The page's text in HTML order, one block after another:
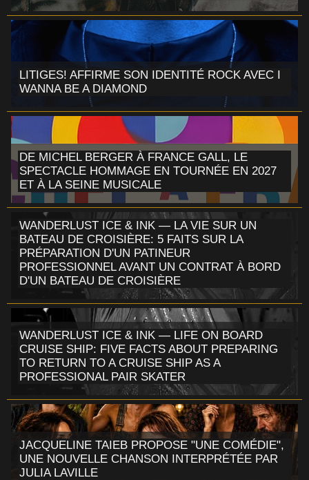
LITIGES! AFFIRME SON IDENTITÉ ROCK AVEC I
WANNA BE A DIAMOND
DE MICHEL BERGER À FRANCE GALL, LE
SPECTACLE HOMMAGE EN TOURNÉE EN 2027
ET À LA SEINE MUSICALE
WANDERLUST ICE & INK — LA VIE SUR UN
BATEAU DE CROISIÈRE: 5 FAITS SUR LA
PRÉPARATION D'UN PATINEUR
PROFESSIONNEL AVANT UN CONTRAT À BORD
D'UN BATEAU DE CROISIÈRE
WANDERLUST ICE & INK — LIFE ON BOARD
CRUISE SHIP: FIVE FACTS ABOUT PREPARING
TO RETURN TO A CRUISE SHIP AS A
PROFESSIONAL PAIR SKATER
JACQUELINE TAIEB PROPOSE "UNE COMÉDIE",
UNE NOUVELLE CHANSON INTERPRÉTÉE PAR
JULIA LAVILLE